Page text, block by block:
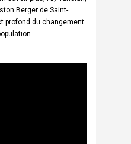
Berger de Saint-
profond du changement